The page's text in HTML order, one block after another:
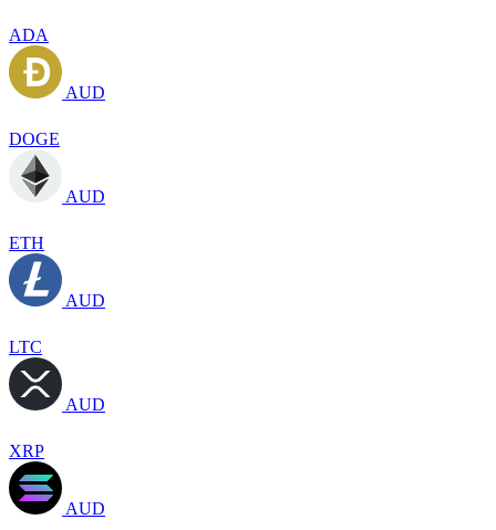
ADA
AUD
DOGE
AUD
ETH
AUD
LTC
AUD
XRP
AUD